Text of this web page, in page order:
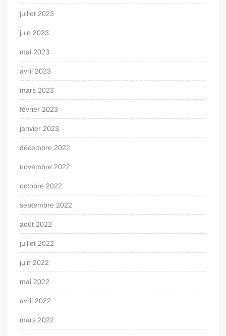
juillet 2023
juin 2023
mai 2023
avril 2023
mars 2023
février 2023
janvier 2023
décembre 2022
novembre 2022
octobre 2022
septembre 2022
août 2022
juillet 2022
juin 2022
mai 2022
avril 2022
mars 2022